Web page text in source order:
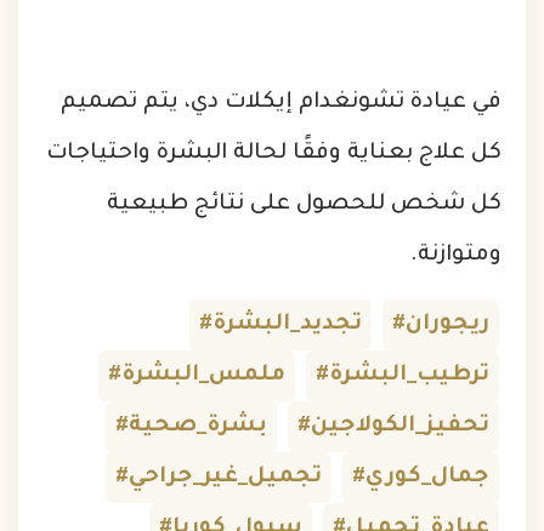
في عيادة تشونغدام إيكلات دي، يتم تصميم
كل علاج بعناية وفقًا لحالة البشرة واحتياجات
كل شخص للحصول على نتائج طبيعية
ومتوازنة.
#ريجوران #تجديد_البشرة
#ترطيب_البشرة #ملمس_البشرة
#تحفيز_الكولاجين #بشرة_صحية
#جمال_كوري #تجميل_غير_جراحي